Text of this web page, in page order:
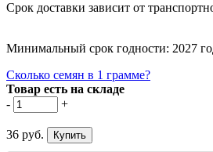
Срок доставки зависит от
Минимальный срок годности: 2027
Сколько семян в 1 грамме?
Товар есть на складе
-
+
36 руб.